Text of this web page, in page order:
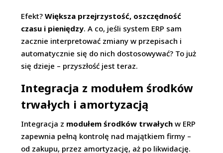
Efekt?Większa przejrzystość, oszczędność
czasu i pieniędzy. A co, jeśli system ERP sam
zacznie interpretować zmiany w przepisach i
automatycznie się do nich dostosowywać? To już
się dzieje – przyszłość jest teraz.
Integracja z modułem środków
trwałych i amortyzacją
Integracja z modułem środków trwałych w ERP
zapewnia pełną kontrolę nad majątkiem firmy –
od zakupu, przez amortyzację, aż po likwidację.